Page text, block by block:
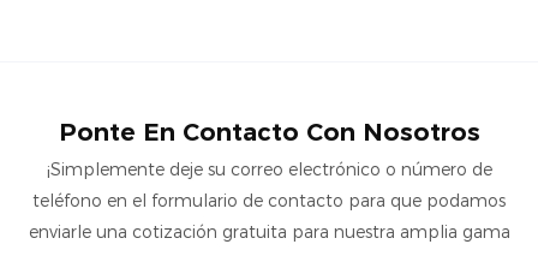
Ponte En Contacto Con Nosotros
¡Simplemente deje su correo electrónico o número de
teléfono en el formulario de contacto para que podamos
enviarle una cotización gratuita para nuestra amplia gama